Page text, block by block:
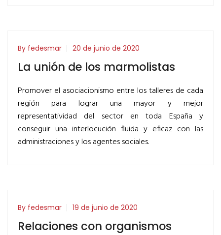
By fedesmar 20 de junio de 2020
La unión de los marmolistas
Promover el asociacionismo entre los talleres de cada
región para lograr una mayor y mejor
representatividad del sector en toda España y
conseguir una interlocución fluida y eficaz con las
administraciones y los agentes sociales.
By fedesmar 19 de junio de 2020
Relaciones con organismos